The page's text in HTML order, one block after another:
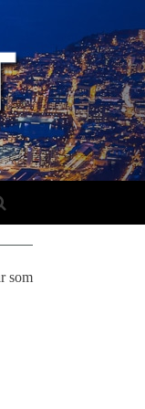
som